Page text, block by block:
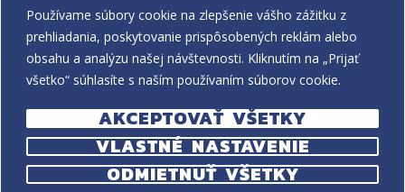
Používame súbory cookie na zlepšenie vášho zážitku z
prehliadania, poskytovanie prispôsobených reklám alebo
obsahu a analýzu našej návštevnosti. Kliknutím na „Prijať
všetko“ súhlasíte s naším používaním súborov cookie.
VLASTNÉ NASTAVENIE
ODMIETNUŤ VŠETKY
AKCEPTOVAŤ VŠETKY